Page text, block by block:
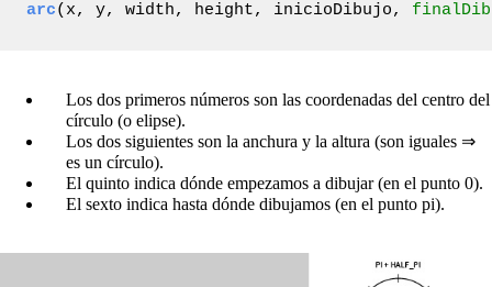
arc(x, y, width, height, inicioDibujo,
Los dos primeros números son las coordenadas del centro del
círculo (o elipse).
Los dos siguientes son la anchura y la altura (son iguales ⇒
es un círculo).
El quinto indica dónde empezamos a dibujar (en el punto 0).
El sexto indica hasta dónde dibujamos (en el punto pi).